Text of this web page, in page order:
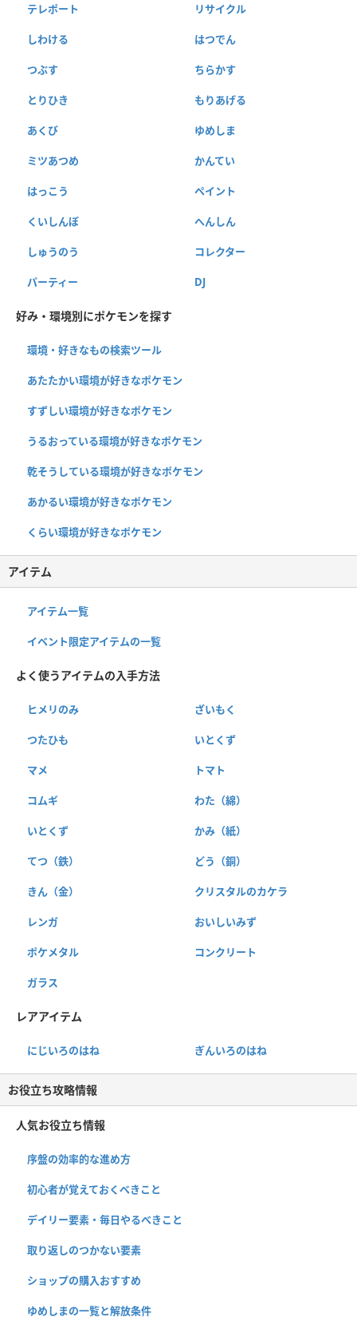
テレポート リサイクル
しわける はつでん
つぶす ちらかす
とりひき もりあげる
あくび ゆめしま
ミツあつめ かんてい
はっこう ペイント
くいしんぼ へんしん
しゅうのう コレクター
パーティー DJ
好み・環境別にポケモンを探す
環境・好きなもの検索ツール
あたたかい環境が好きなポケモン
すずしい環境が好きなポケモン
うるおっている環境が好きなポケモン
乾そうしている環境が好きなポケモン
あかるい環境が好きなポケモン
くらい環境が好きなポケモン
アイテム
アイテム一覧
イベント限定アイテムの一覧
よく使うアイテムの入手方法
ヒメリのみ ざいもく
つたひも いとくず
マメ トマト
コムギ わた（綿）
いとくず かみ（紙）
てつ（鉄） どう（銅）
きん（金） クリスタルのカケラ
レンガ おいしいみず
ポケメタル コンクリート
ガラス
レアアイテム
にじいろのはね ぎんいろのはね
お役立ち攻略情報
人気お役立ち情報
序盤の効率的な進め方
初心者が覚えておくべきこと
デイリー要素・毎日やるべきこと
取り返しのつかない要素
ショップの購入おすすめ
ゆめしまの一覧と解放条件